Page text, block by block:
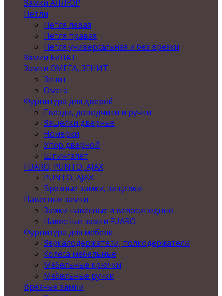
Замки АЛЛЮР
Петли
Петля левая
Петля правая
Петля универсальная и без врезки
Замки БУЛАТ
Замки ОМЕГА, ЗЕНИТ
Зенит
Омега
Фурнитура для дверей
Гвозди, доводчики и ручки
Защелки дверные
Номерки
Упор дверной
Шпингалет
FUARO, PUNTO, AJAX
PUNTO, AJAX
Врезные замки, защелки
Навесные замки
Замки навесные и велосипедные
Навесные замки FUARO
Фурнитура для мебели
Зеркалодержатели, полкодержатели
Колеса мебельные
Мебельные крючки
Мебельные ручки
Врезные замки